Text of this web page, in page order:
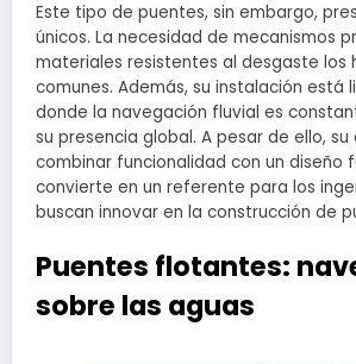
Este tipo de puentes, sin embargo,
únicos. La necesidad de mecanismos
materiales resistentes al desgaste los
comunes. Además, su instalación está
donde la navegación fluvial es
su presencia global. A pesar de ello,
combinar funcionalidad con un diseño
convierte en un referente para los
buscan innovar en la construcción de
Puentes flotantes:
sobre las aguas